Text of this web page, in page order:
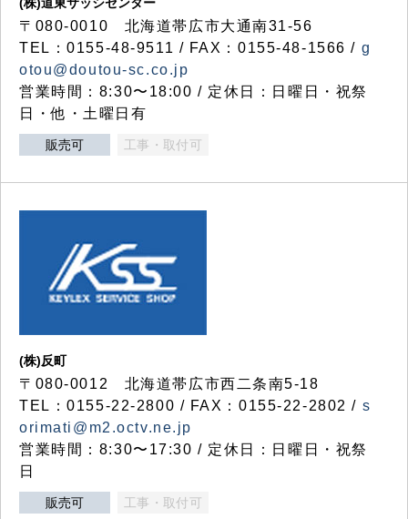
〒080-0010 北海道帯広市大通南31-56
TEL：0155-48-9511 / FAX：0155-48-1566 / g
otou@doutou-sc.co.jp
営業時間：8:30〜18:00 / 定休日：日曜日・祝祭
日・他・土曜日有
販売可 工事・取付可
(株)反町
〒080-0012 北海道帯広市西二条南5-18
TEL：0155-22-2800 / FAX：0155-22-2802 / s
orimati@m2.octv.ne.jp
営業時間：8:30〜17:30 / 定休日：日曜日・祝祭
日
販売可 工事・取付可